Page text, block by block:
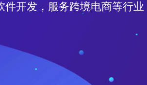
件开发，服务跨境电商等行业